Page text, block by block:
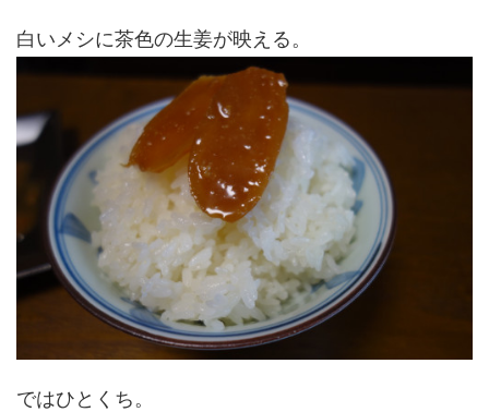
白いメシに茶色の生姜が映える。
ではひとくち。